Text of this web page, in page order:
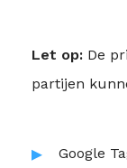
Let op: De
partijen
Google